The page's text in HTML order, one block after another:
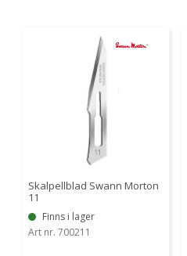
Skalpellblad Swann Morton
11
Finns i lager
Art nr. 700211